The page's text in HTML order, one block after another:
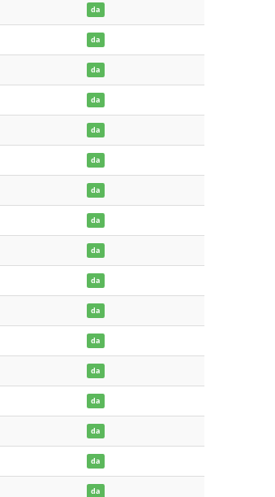
da
da
da
da
da
da
da
da
da
da
da
da
da
da
da
da
da